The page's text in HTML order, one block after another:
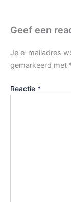
Geef een
Je e-mailadres
gemarkeerd met
Reactie *